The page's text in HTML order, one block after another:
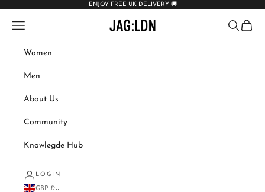
ENJOY FREE UK DELIVERY 🚚
JAG:LDN
Navigation menu Search
Cart
Women
Men
About Us
Community
Knowlegde Hub
LOGIN
GBP £